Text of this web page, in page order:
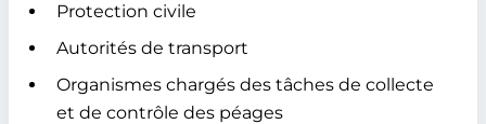
Protection civile
Autorités de transport
Organismes chargés des tâches de collecte
et de contrôle des péages